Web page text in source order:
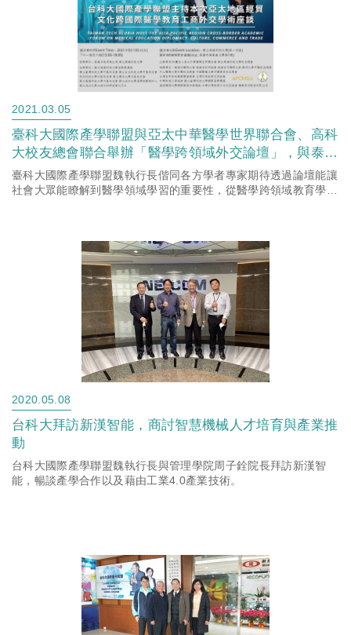
2021.03.05
臺科大國際產學聯盟與亞太中華醫學世界聯合會、高科
大校友總會聯合舉辦「醫學跨領域外交論壇」，與泰
國、越南、印度與臺灣商界、醫界等領袖進行交流
臺科大國際產學聯盟魏執行長偕同各方學者專家期待透過論壇能讓
社會大眾能瞭解到醫學領域學習的重要性，從醫學跨領域教育學習
2020.05.08
台科大拜訪新漢智能，商討智慧機械人才培育與產業推
動
台科大國際產學聯盟魏執行長與管理學院周子銓院長拜訪新漢智
能，暢談產學合作以及藉由工業4.0產業技術。